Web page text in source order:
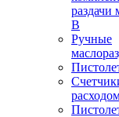
раздачи
В
Ручные